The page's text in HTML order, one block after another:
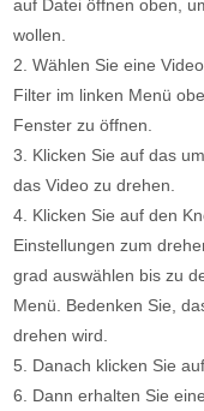
auf Datei öffnen oben,
wollen.
2. Wählen Sie eine
Filter im linken Menü
Fenster zu öffnen.
3. Klicken Sie auf das
das Video zu drehen.
4. Klicken Sie auf den
Einstellungen zum
grad auswählen bis zu
Menü. Bedenken Sie,
drehen wird.
5. Danach klicken Sie
6. Dann erhalten Sie